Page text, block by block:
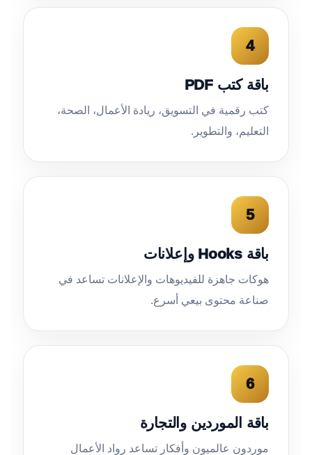
4
باقة كتب PDF
كتب رقمية في التسويق، ريادة الأعمال، الصحة،
التعليم، والتطوير.
5
باقة Hooks وإعلانات
هوكات جاهزة للفيديوهات والإعلانات تساعد في
صناعة محتوى بيعي أسرع.
6
باقة الموردين والتجارة
موردون عالميون وأفكار تساعد رواد الأعمال